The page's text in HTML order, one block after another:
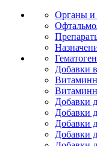
Органы и
Добавки
Добавки
Добавки
Добавки
Добавки